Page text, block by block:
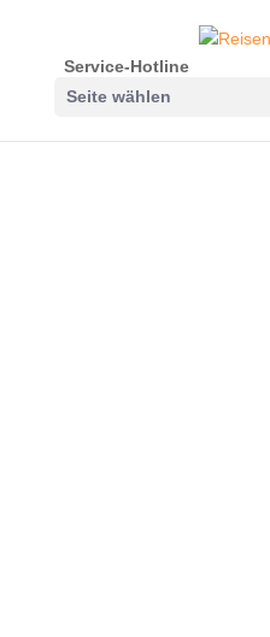
Service-Hotline
Seite wählen